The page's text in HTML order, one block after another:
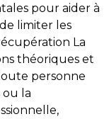
pour aider à
limiter les
La
théoriques et
personne
la